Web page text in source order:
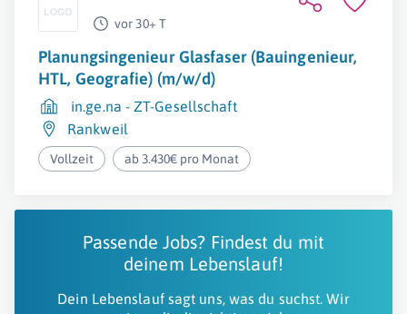
vor 30+ T
Planungsingenieur Glasfaser (Bauingenieur,
HTL, Geografie) (m/w/d)
in.ge.na - ZT-Gesellschaft
Rankweil
Vollzeit ab 3.430€ pro Monat
Passende Jobs? Findest du mit
deinem Lebenslauf!
Dein Lebenslauf sagt uns, was du suchst. Wir